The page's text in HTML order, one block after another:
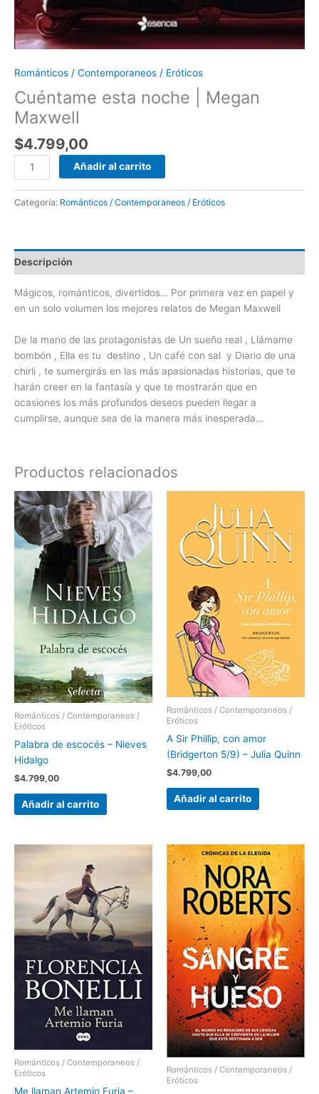
Románticos / Contemporaneos / Eróticos
Cuéntame esta noche | Megan
Maxwell
$4.799,00
Añadir al carrito
Categoría: Románticos / Contemporaneos / Eróticos
Descripción
Mágicos, románticos, divertidos… Por primera vez en papel y
en un solo volumen los mejores relatos de Megan Maxwell
De la mano de las protagonistas de Un sueño real , Llámame
bombón , Ella es tu destino , Un café con sal y Diario de una
chirli , te sumergirás en las más apasionadas historias, que te
harán creer en la fantasía y que te mostrarán que en
ocasiones los más profundos deseos pueden llegar a
cumplirse, aunque sea de la manera más inesperada…
Productos relacionados
Románticos / Contemporaneos /
Eróticos
Palabra de escocés – Nieves
Hidalgo
$4.799,00
Añadir al carrito
Románticos / Contemporaneos /
Eróticos
A Sir Phillip, con amor
(Bridgerton 5/9) – Julia Quinn
$4.799,00
Añadir al carrito
Románticos / Contemporaneos /
Eróticos
Me llaman Artemio Furia –
Románticos / Contemporaneos /
Eróticos